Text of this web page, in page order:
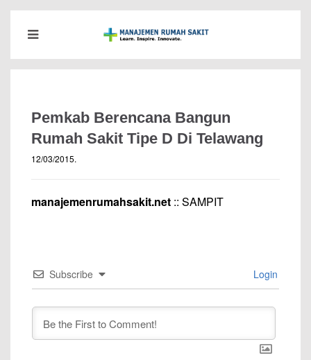
Pemkab Berencana Bangun
Rumah Sakit Tipe D Di Telawang
12/03/2015.
manajemenrumahsakit.net :: SAMPIT
Subscribe Login